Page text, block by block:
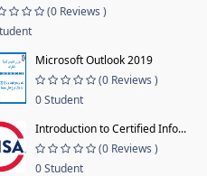
(0 Reviews )
Microsoft Outlook 2019
(0 Reviews )
0 Student
Introduction to Certified Info...
(0 Reviews )
0 Student